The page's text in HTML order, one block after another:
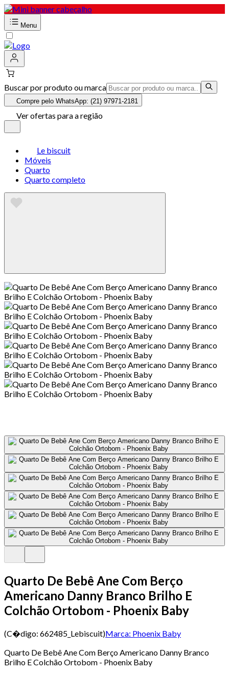
Menu
Buscar por produto ou marca
Compre pelo WhatsApp: (21) 97971-2181
Ver ofertas para a região
Le biscuit
Móveis
Quarto
Quarto completo
Quarto De Bebê Ane Com Berço
Americano Danny Branco Brilho E
Colchão Ortobom - Phoenix Baby
(C�digo: 662485_Lebiscuit)Marca: Phoenix Baby
Quarto De Bebê Ane Com Berço Americano Danny Branco
Brilho E Colchão Ortobom - Phoenix Baby